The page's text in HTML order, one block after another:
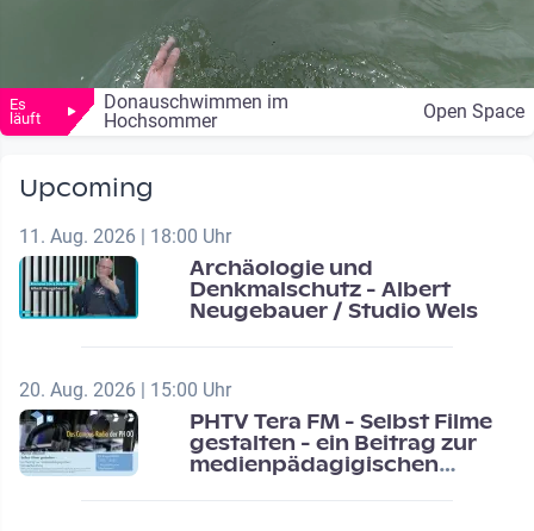
Es
läuft
Donauschwimmen im
Hochsommer
Open Space
Upcoming
11. Aug. 2026 | 18:00 Uhr
Archäologie und
Denkmalschutz - Albert
Neugebauer / Studio Wels
20. Aug. 2026 | 15:00 Uhr
PHTV Tera FM - Selbst Filme
gestalten - ein Beitrag zur
medienpädagigischen